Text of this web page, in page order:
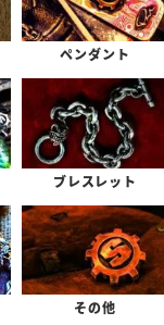
ペンダント
ブレスレット
その他